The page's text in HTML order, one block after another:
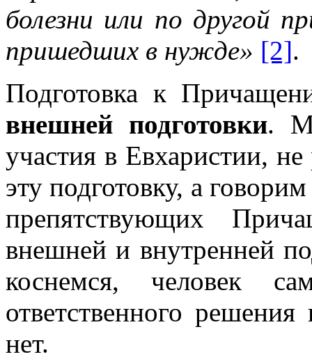
болезни или по другой
пришедших в нужде» [2].
Подготовка к
внешней подготовки.
участия в Евхаристии,
эту подготовку, а
препятствующих
внешней и внутренней
коснемся, человек
ответственного
нет.